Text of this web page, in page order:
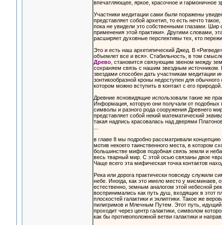
впечатляющее, яркое, красочное и гармоничное
Участники медитации сами были поражены
представляет собой архетип, то есть нечто
пока не увидели это собственными глазами.
применения этой практики». Другими словами,
расширяет духовные перспективы тех, кто
Это и есть наш архетипический Джед. В
объемлет все и вся». Стабильность, в том
Древо, становится связующим звеном между
сохраняем связь с нашим звездным источником.
звездами способен дать участникам медитации
зонтикообразной кроны недоступен для
котором можно вступить в контакт с его природой.
Древние ясновидящие использовали такие же
Информация, которую они получали от
символы и разного рода сооружения Древнего
представляет собой некий математический
такая надпись красовалась над дверями
в главе 8 мы подробно рассматривали
мотив некоего таинственного места, в котором
большинстве мифов подобная связь земли и
весь тварный мир. С этой осью связаны двое
Чаще всего эта мифическая точка контактов
Река или дорога практически повсюду служили
небе. Иногда, как это имело место у мисминаев,
естественно, земным аналогом этой небесной
воспринимались как путь душ, входящих в этот
плоскостей галактики и эклиптики. Такое же
пилигримов и Млечным Путем. Этот путь, идущий
проходит через центр галактики, символом
как бы противоположной ветви галактики и